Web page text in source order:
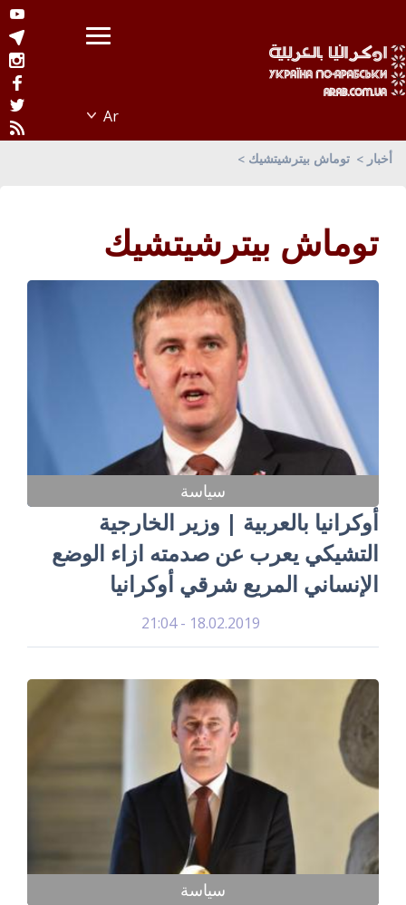
أخبار توماش بيترشيتشيك
توماش بيترشيتشيك
سياسة
أوكرانيا بالعربية | وزير الخارجية
التشيكي يعرب عن صدمته ازاء الوضع
الإنساني المريع شرقي أوكرانيا
18.02.2019 - 21:04
سياسة